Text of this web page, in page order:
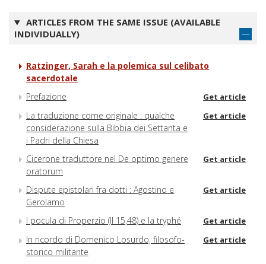
ARTICLES FROM THE SAME ISSUE (AVAILABLE
INDIVIDUALLY)
Ratzinger, Sarah e la polemica sul celibato
sacerdotale
Prefazione
Get article
La traduzione come originale : qualche
considerazione sulla Bibbia dei Settanta e
i Padri della Chiesa
Get article
Cicerone traduttore nel De optimo genere
oratorum
Get article
Dispute epistolari fra dotti : Agostino e
Gerolamo
Get article
I pocula di Properzio (II 15,48) e la tryphé Get article
In ricordo di Domenico Losurdo, filosofo-
storico militante
Get article